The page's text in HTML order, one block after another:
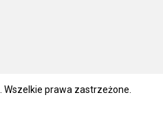
. Wszelkie prawa zastrzeżone.